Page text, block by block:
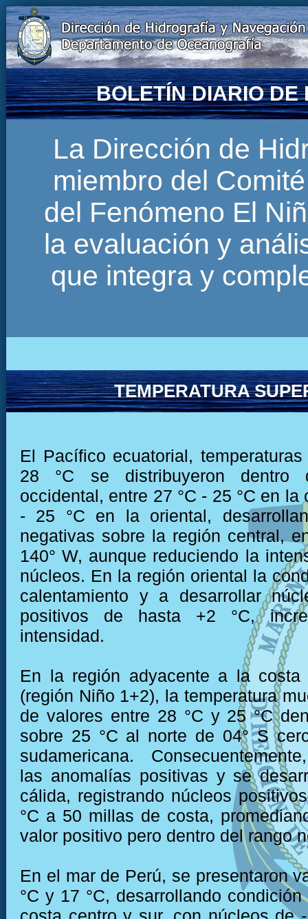
BOLETÍN DIARIO DE
La Dirección de
miembro del
del Fenómeno El
la evaluación y
que integra y
TEMPERATURA
El Pacífico ecuatorial,
28 °C se distribuyeron dentro
occidental, entre 27 °C - 25 °C en la
- 25 °C en la oriental,
negativas sobre la región central,
140° W, aunque reduciendo la
núcleos. En la región oriental la
calentamiento y a desarrollar
positivos de hasta +2 °C,
intensidad.
En la región adyacente a la costa
(región Niño 1+2), la temperatura
de valores entre 28 °C y 25 °C
sobre 25 °C al norte de 04° S
sudamericana.
las anomalías positivas y se
cálida, registrando núcleos
°C a 50 millas de costa,
valor positivo pero dentro del rango
En el mar de Perú, se presentaron
°C y 17 °C, desarrollando